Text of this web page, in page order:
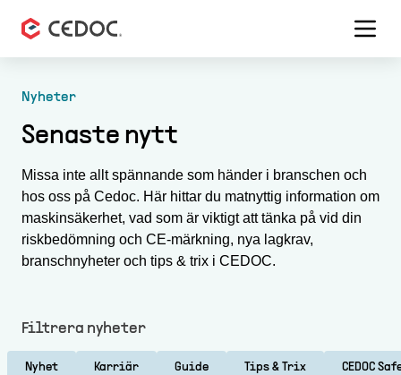
Nyheter
Senaste nytt
Missa inte allt spännande som händer i branschen och
hos oss på Cedoc. Här hittar du matnyttig information om
maskinsäkerhet, vad som är viktigt att tänka på vid din
riskbedömning och CE-märkning, nya lagkrav,
branschnyheter och tips & trix i CEDOC.
Filtrera nyheter
Nyhet Karriär Guide Tips & Trix CEDOC